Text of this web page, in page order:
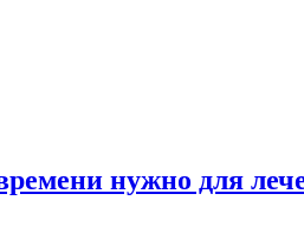
нужно для